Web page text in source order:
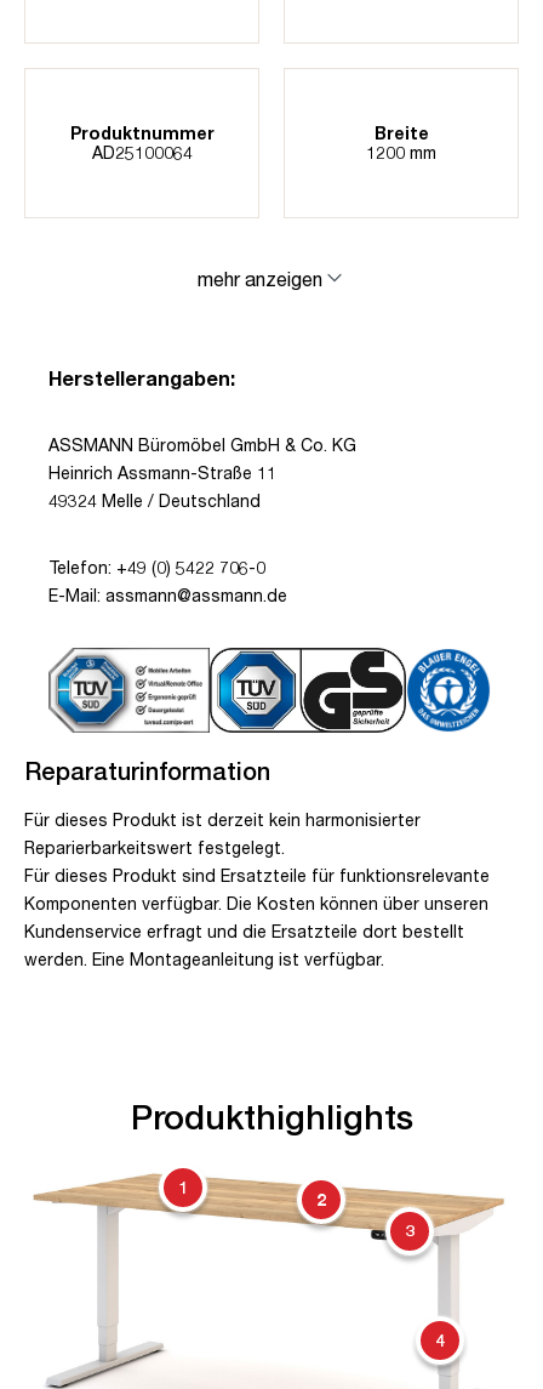
Produktnummer
AD25100064
Breite
1200 mm
mehr anzeigen
Herstellerangaben:
ASSMANN Büromöbel GmbH & Co. KG
Heinrich Assmann-Straße 11
49324 Melle / Deutschland
Telefon: +49 (0) 5422 706-0
E-Mail: assmann@assmann.de
Reparaturinformation
Für dieses Produkt ist derzeit kein harmonisierter
Reparierbarkeitswert festgelegt.
Für dieses Produkt sind Ersatzteile für funktionsrelevante
Komponenten verfügbar. Die Kosten können über unseren
Kundenservice erfragt und die Ersatzteile dort bestellt
werden. Eine Montageanleitung ist verfügbar.
Produkthighlights
1
2
3
4